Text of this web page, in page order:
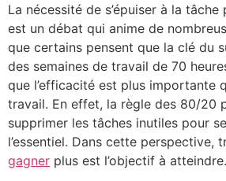
La nécessité de s’épuiser à la
est un débat qui anime de
que certains pensent que la clé du
des semaines de travail de 70
que l’efficacité est plus importante
travail. En effet, la règle des 80/20
supprimer les tâches inutiles pour
l’essentiel. Dans cette perspective,
gagner plus est l’objectif à atteindre.